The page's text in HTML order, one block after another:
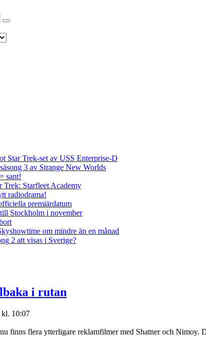
Star Trek-set av USS Enterprise-D
3 av Strange New Worlds
sant!
Trek: Starfleet Academy
radiodrama!
premiärdatum
Stockholm i november
om mindre än en månad
2 att visas i Sverige?
i rutan
kl. 10:07
finns flera ytterligare reklamfilmer med Shatner och Nimoy.